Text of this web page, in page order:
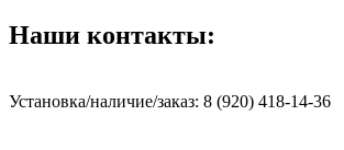
Наши контакты:
Установка/наличие/заказ: 8 (920) 418-14-36